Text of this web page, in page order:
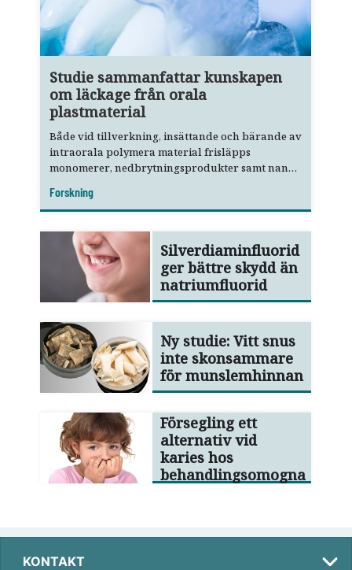
Studie sammanfattar kunskapen
om läckage från orala
plastmaterial
Både vid tillverkning, insättande och bärande av
intraorala polymera material frisläpps
monomerer, nedbrytningsprodukter samt nano-
Forskning
Silverdiaminfluorid
ger bättre skydd än
natriumfluorid
Ny studie: Vitt snus
inte skonsammare
för munslemhinnan
Försegling ett
alternativ vid
karies hos
behandlingsomogna
KONTAKT